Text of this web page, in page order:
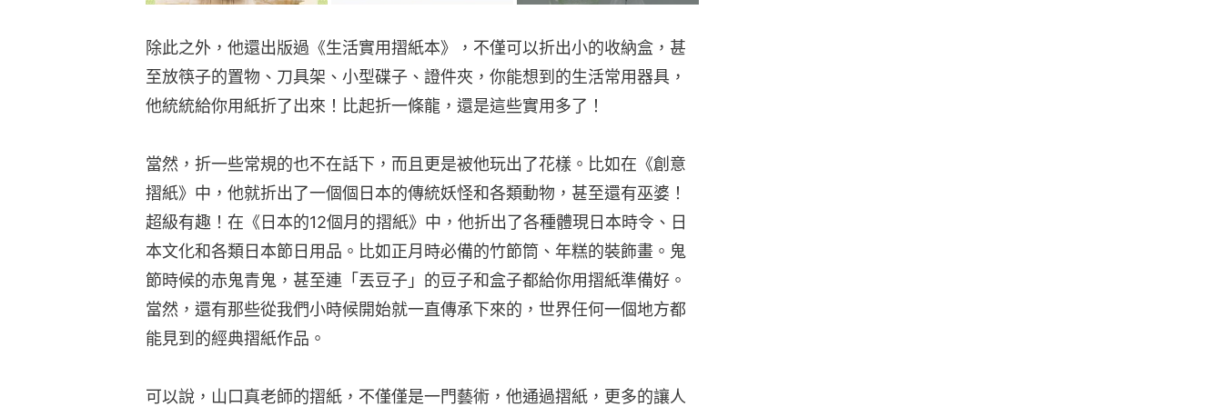
除此之外，他還出版過《生活實用摺紙本》，不僅可以折出小的收納盒，甚
至放筷子的置物、刀具架、小型碟子、證件夾，你能想到的生活常用器具，
他統統給你用紙折了出來！比起折一條龍，還是這些實用多了！
當然，折一些常規的也不在話下，而且更是被他玩出了花樣。比如在《創意
摺紙》中，他就折出了一個個日本的傳統妖怪和各類動物，甚至還有巫婆！
超級有趣！在《日本的12個月的摺紙》中，他折出了各種體現日本時令、日
本文化和各類日本節日用品。比如正月時必備的竹節筒、年糕的裝飾畫。鬼
節時候的赤鬼青鬼，甚至連「丟豆子」的豆子和盒子都給你用摺紙準備好。
當然，還有那些從我們小時候開始就一直傳承下來的，世界任何一個地方都
能見到的經典摺紙作品。
可以說，山口真老師的摺紙，不僅僅是一門藝術，他通過摺紙，更多的讓人